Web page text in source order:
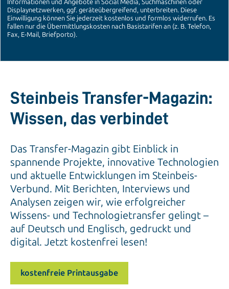
Steinbeis Transfer-Magazin:
Wissen, das verbindet
Das Transfer-Magazin gibt Einblick in
spannende Projekte, innovative Technologien
und aktuelle Entwicklungen im Steinbeis-
Verbund. Mit Berichten, Interviews und
Analysen zeigen wir, wie erfolgreicher
Wissens- und Technologietransfer gelingt –
auf Deutsch und Englisch, gedruckt und
digital. Jetzt kostenfrei lesen!
kostenfreie Printausgabe